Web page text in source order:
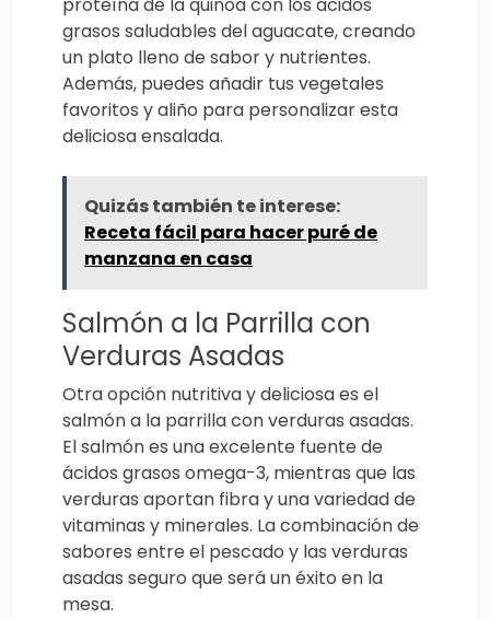
proteína de la quinoa con los ácidos
grasos saludables del aguacate, creando
un plato lleno de sabor y nutrientes.
Además, puedes añadir tus vegetales
favoritos y aliño para personalizar esta
deliciosa ensalada.
Quizás también te interese:
Receta fácil para hacer puré de
manzana en casa
Salmón a la Parrilla con
Verduras Asadas
Otra opción nutritiva y deliciosa es el
salmón a la parrilla con verduras asadas.
El salmón es una excelente fuente de
ácidos grasos omega-3, mientras que las
verduras aportan fibra y una variedad de
vitaminas y minerales. La combinación de
sabores entre el pescado y las verduras
asadas seguro que será un éxito en la
mesa.